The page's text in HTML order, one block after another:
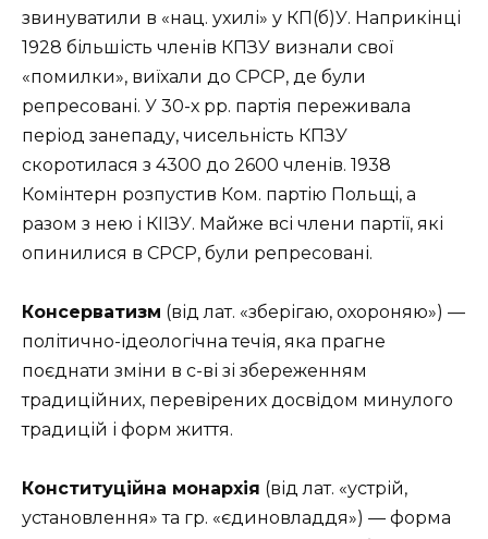
звинуватили в «нац. ухилі» у КП(б)У. Наприкінці
1928 більшість членів КПЗУ визнали свої
«помилки», виїхали до СРСР, де були
репресовані. У 30-х рр. партія переживала
період занепаду, чисельність КПЗУ
скоротилася з 4300 до 2600 членів. 1938
Комінтерн розпустив Ком. партію Польщі, а
разом з нею і КІІЗУ. Майже всі члени партії, які
опинилися в СРСР, були репресовані.
Консерватизм (від лат. «зберігаю, охороняю») —
політично-ідеологічна течія, яка прагне
поєднати зміни в с-ві зі збереженням
традиційних, перевірених досвідом минулого
традицій і форм життя.
Конституційна монархія (від лат. «устрій,
установлення» та гр. «єдиновладдя») — форма